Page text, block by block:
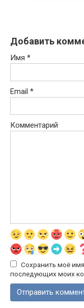
Добавить
Имя *
Email *
Комментарий
Сохранить моё
последующих моих